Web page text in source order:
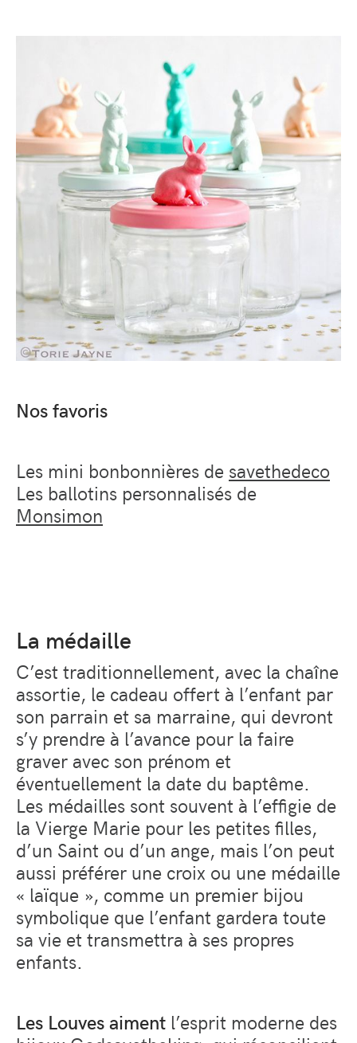
Nos favoris
Les mini bonbonnières de savethedeco
Les ballotins personnalisés de
Monsimon
La médaille
C’est traditionnellement, avec la chaîne
assortie, le cadeau offert à l’enfant par
son parrain et sa marraine, qui devront
s’y prendre à l’avance pour la faire
graver avec son prénom et
éventuellement la date du baptême.
Les médailles sont souvent à l’effigie de
la Vierge Marie pour les petites filles,
d’un Saint ou d’un ange, mais l’on peut
aussi préférer une croix ou une médaille
« laïque », comme un premier bijou
symbolique que l’enfant gardera toute
sa vie et transmettra à ses propres
enfants.
Les Louves aiment l’esprit moderne des